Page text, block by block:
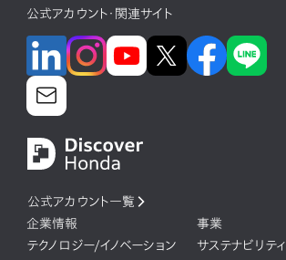
公式アカウント・関連サイト
公式アカウント一覧
企業情報
事業
テクノロジー/イノベーション
サステナビリティ